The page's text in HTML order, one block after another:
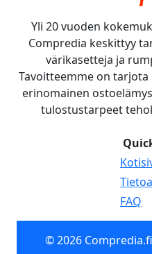
Yli 20 vuoden
Compredia keskittyy
värikasetteja ja
Tavoitteemme on
erinomainen
tulostustarpeet
FAQ
© 2026